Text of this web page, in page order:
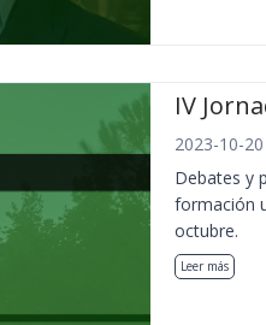
IV
2023-10-
Debates y
formación
octubre.
Leer más